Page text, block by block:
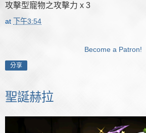
攻擊型寵物之攻擊力 x 3
at 下午3:54
Become a Patron!
分享
聖誕赫拉